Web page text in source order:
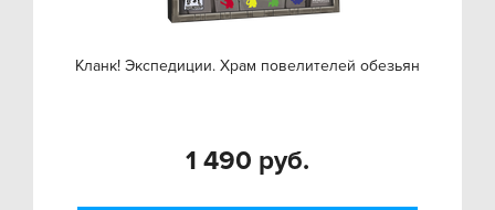
Кланк! Экспедиции. Храм повелителей обезьян
1 490 руб.